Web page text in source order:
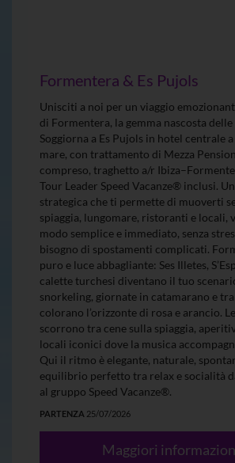
Formentera & Es Pujols
Unisciti a noi per un viaggio
di Formentera, la gemma nascosta delle
Soggiorna a Es Pujols in hotel centrale
mare, con trattamento di Mezza
compreso, traghetto a/r
Tour Leader Speed Vacanze® inclusi.
strategica che ti permette di muoverti
spiaggia, lungomare, ristoranti e locali,
modo semplice e immediato, senza
bisogno di spostamenti complicati.
puro e luce abbagliante: Ses Illetes,
calette turchesi diventano il tuo
snorkeling, giornate in catamarano e
colorano l’orizzonte di rosa e arancio.
scorrono tra cene sulla spiaggia,
locali iconici dove la musica
Qui il ritmo è elegante, naturale,
equilibrio perfetto tra relax e socialità
al gruppo Speed Vacanze®.
PARTENZA 25/07/2026
Maggiori